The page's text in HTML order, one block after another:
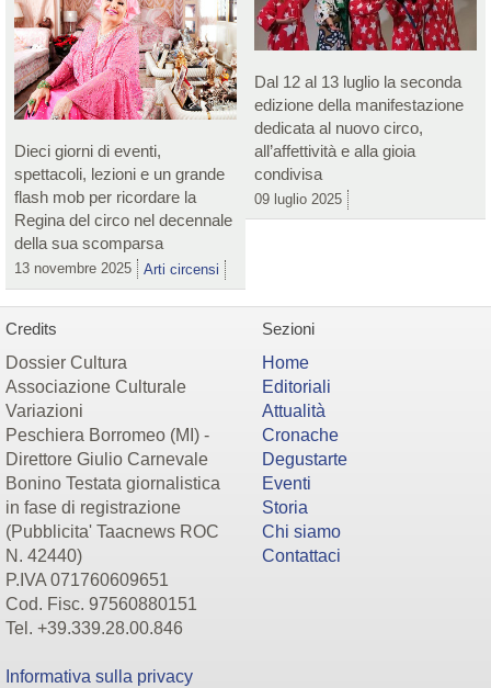
Dieci giorni di eventi,
spettacoli, lezioni e un grande
flash mob per ricordare la
Regina del circo nel decennale
della sua scomparsa
13 novembre 2025 Arti circensi
Dal 12 al 13 luglio la seconda
edizione della manifestazione
dedicata al nuovo circo,
all’affettività e alla gioia
condivisa
09 luglio 2025
Credits
Dossier Cultura
Associazione Culturale
Variazioni
Peschiera Borromeo (MI) -
Direttore Giulio Carnevale
Bonino Testata giornalistica
in fase di registrazione
(Pubblicita' Taacnews ROC
N. 42440)
P.IVA 071760609651
Cod. Fisc. 97560880151
Tel. +39.339.28.00.846
Informativa sulla privacy
Sezioni
Home
Editoriali
Attualità
Cronache
Degustarte
Eventi
Storia
Chi siamo
Contattaci